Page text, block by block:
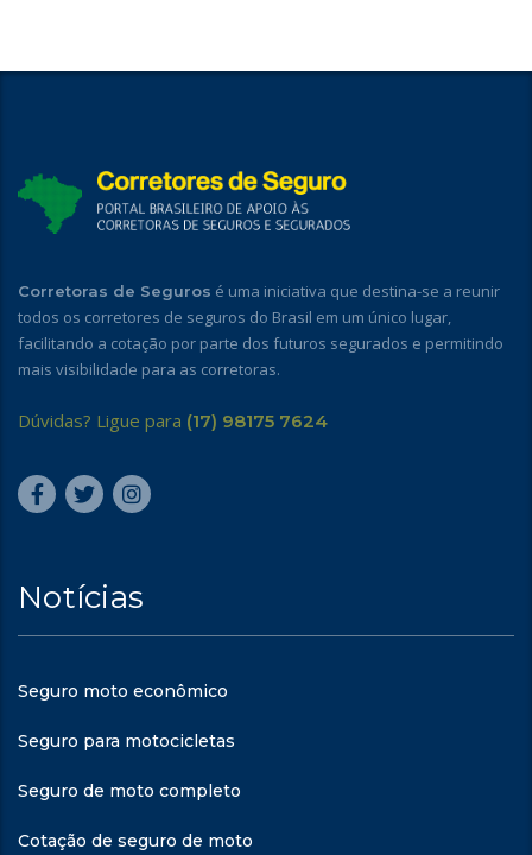
Corretoras de Seguros é uma iniciativa que destina-se a reunir
todos os corretores de seguros do Brasil em um único lugar,
facilitando a cotação por parte dos futuros segurados e permitindo
mais visibilidade para as corretoras.
Dúvidas? Ligue para (17) 98175 7624
Notícias
Seguro moto econômico
Seguro para motocicletas
Seguro de moto completo
Cotação de seguro de moto